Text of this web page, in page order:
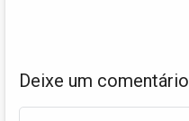
Deixe um comentário